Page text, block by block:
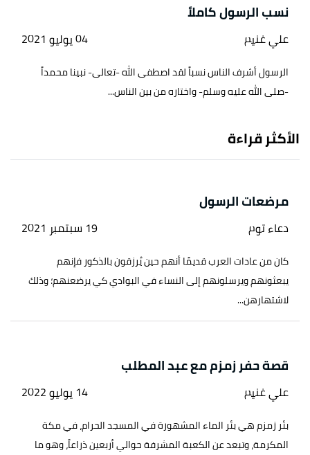
نسب الرسول كاملاً
علي غنيم 04 يوليو 2021
الرسول أشرف الناس نسباً لقد اصطفى الله -تعالى- نبينا محمداً
-صلى الله عليه وسلم- واختاره من بين الناس...
الأكثر قراءة
مرضعات الرسول
دعاء توم 19 سبتمبر 2021
كان من عادات العرب قديمًا أنهم حين يُرزقون بالذكور فإنهم
يبعثونهم ويرسلونهم إلى النساء في البوادي كي يرضعنهم؛ وذلك
لاشتهارهن...
قصة حفر زمزم مع عبد المطلب
علي غنيم 14 يوليو 2022
بئر زمزم هي بئر الماء المشهورة في المسجد الحرام، في مكة
المكرمة، وتبعد عن الكعبة المشرفة حوالي أربعين ذراعاً، وهو ما